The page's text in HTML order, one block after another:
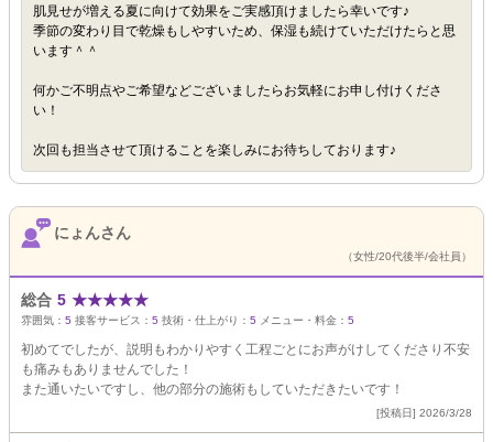
肌見せが増える夏に向けて効果をご実感頂けましたら幸いです♪
季節の変わり目で乾燥もしやすいため、保湿も続けていただけたらと思
います＾＾
何かご不明点やご希望などございましたらお気軽にお申し付けくださ
い！
次回も担当させて頂けることを楽しみにお待ちしております♪
にょんさん
（女性/20代後半/会社員）
総合 5 ★★★★★
雰囲気： 5 接客サービス： 5 技術・仕上がり： 5 メニュー・料金： 5
初めてでしたが、説明もわかりやすく工程ごとにお声がけしてくださり不安
も痛みもありませんでした！
また通いたいですし、他の部分の施術もしていただきたいです！
[投稿日] 2026/3/28